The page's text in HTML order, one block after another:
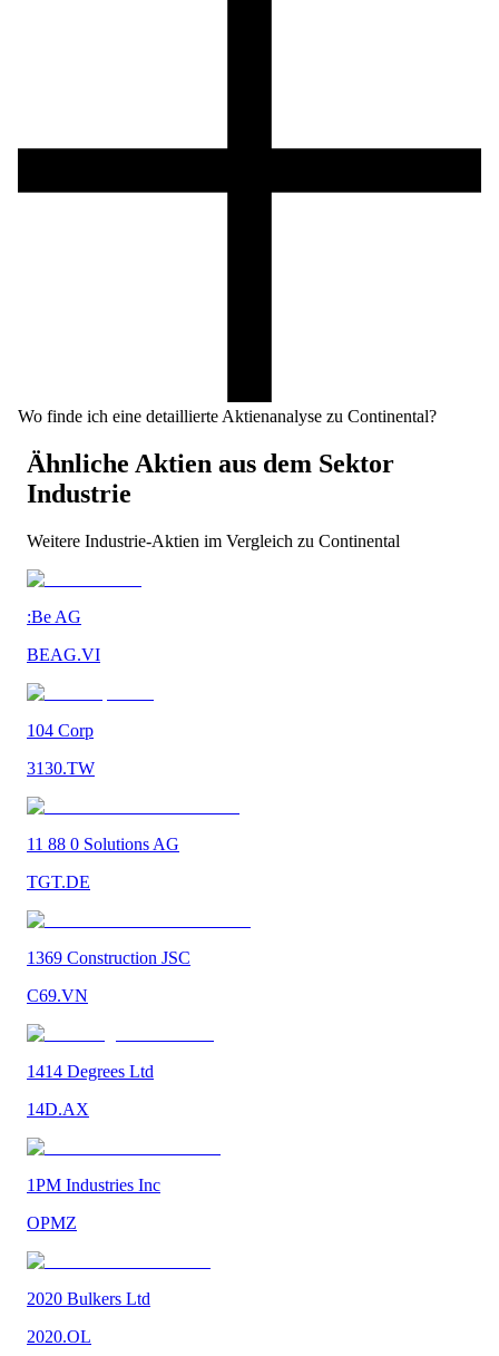
Wo finde ich eine detaillierte Aktienanalyse zu Continental?
Ähnliche Aktien aus dem Sektor
Industrie
Weitere Industrie-Aktien im Vergleich zu Continental
:Be AG
BEAG.VI
104 Corp
3130.TW
11 88 0 Solutions AG
TGT.DE
1369 Construction JSC
C69.VN
1414 Degrees Ltd
14D.AX
1PM Industries Inc
OPMZ
2020 Bulkers Ltd
2020.OL